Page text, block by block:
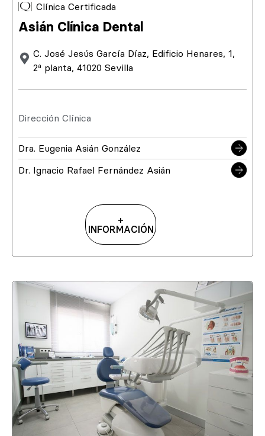
Clínica Certificada
Asián Clínica Dental
C. José Jesús García Díaz, Edificio Henares, 1,
2ª planta, 41020 Sevilla
Dirección Clínica
Dra. Eugenia Asián González
Dr. Ignacio Rafael Fernández Asián
+
INFORMACIÓN